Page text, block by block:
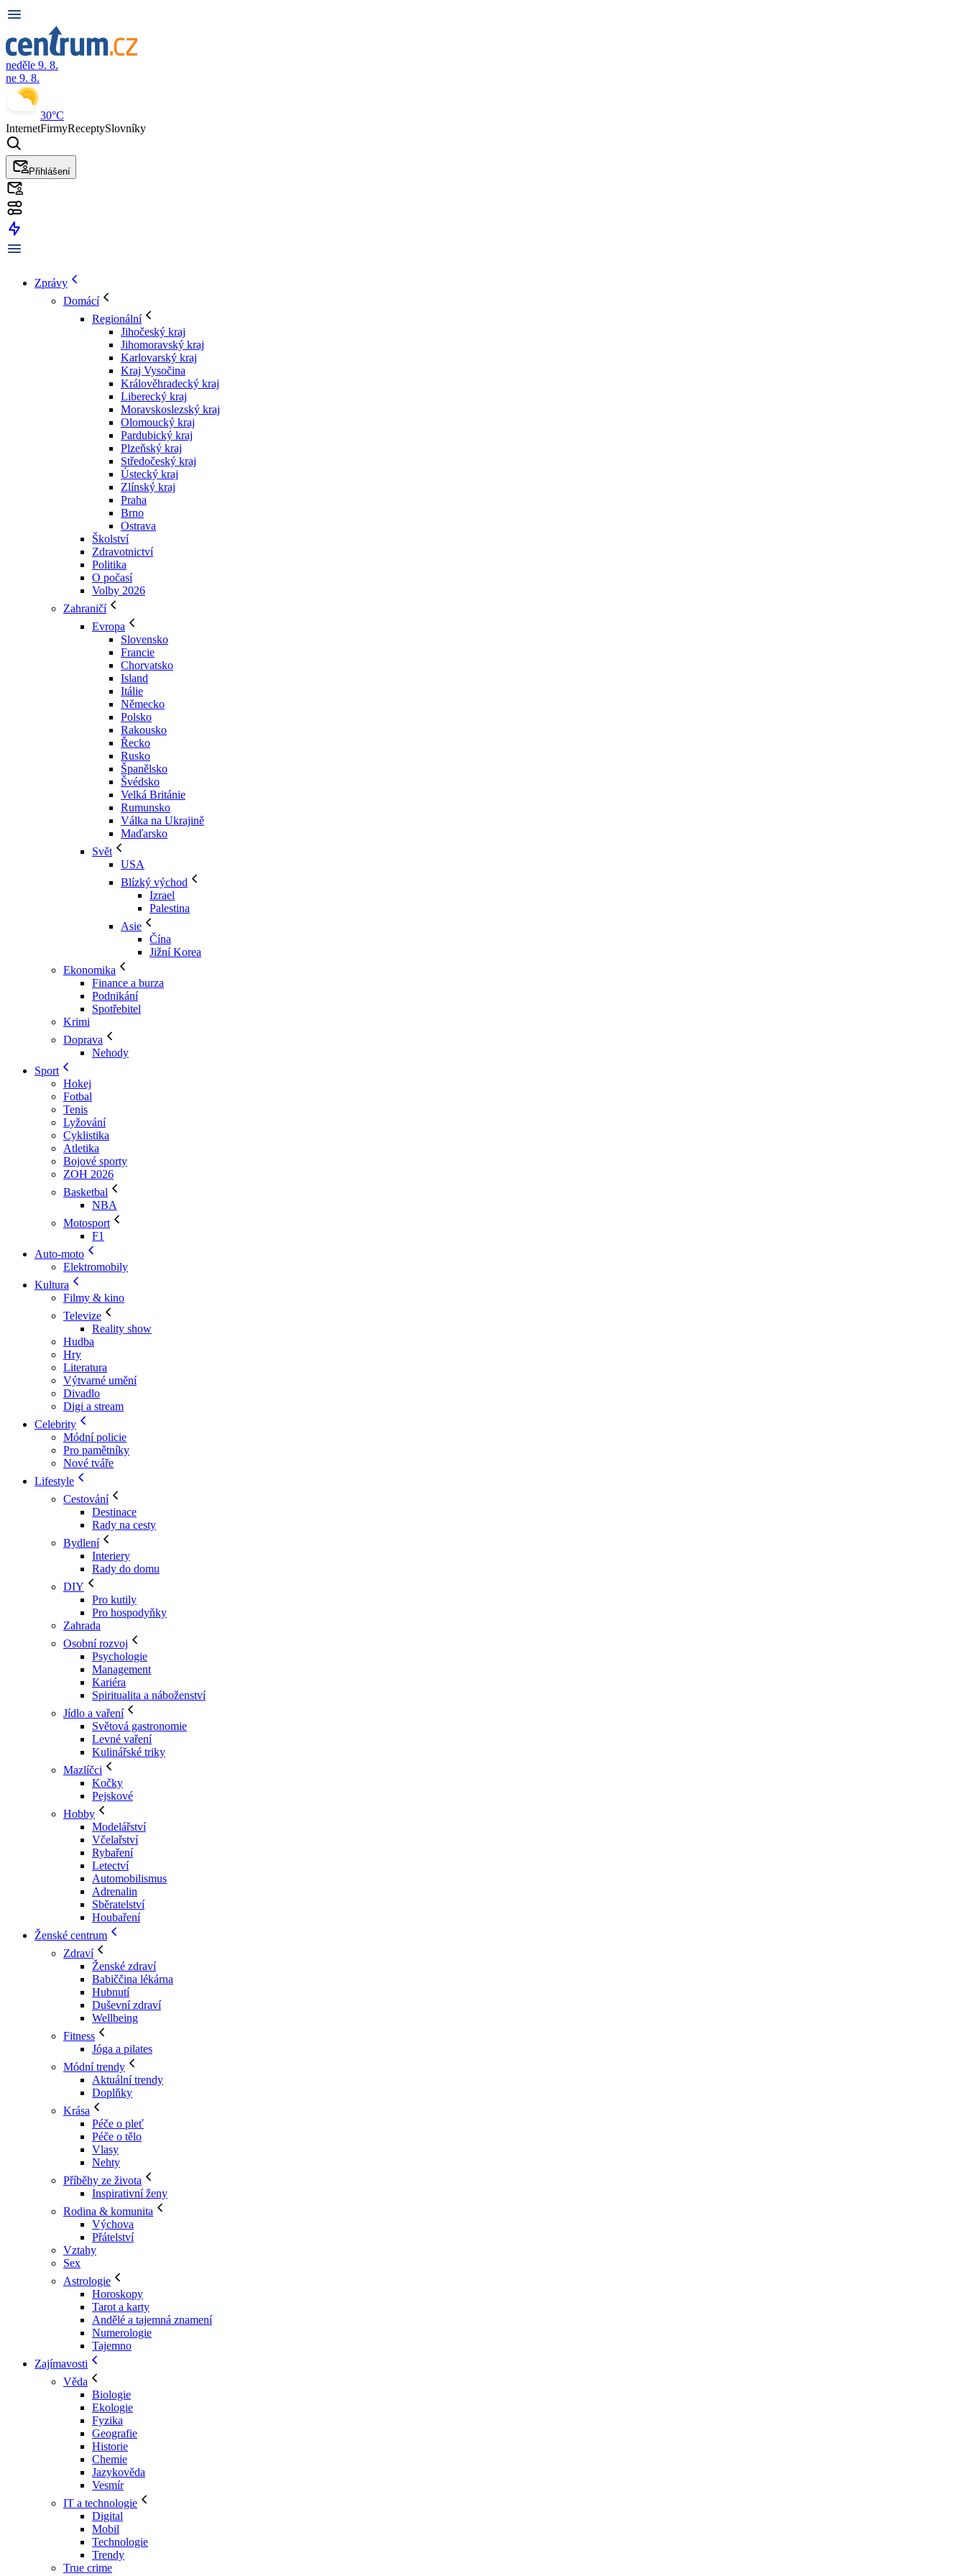
neděle 9. 8.
ne 9. 8.
30°C
InternetFirmyReceptySlovníky
Přihlášení
Zprávy
Domácí
Regionální
Jihočeský kraj
Jihomoravský kraj
Karlovarský kraj
Kraj Vysočina
Králověhradecký kraj
Liberecký kraj
Moravskoslezský kraj
Olomoucký kraj
Pardubický kraj
Plzeňský kraj
Středočeský kraj
Ústecký kraj
Zlínský kraj
Praha
Brno
Ostrava
Školství
Zdravotnictví
Politika
O počasí
Volby 2026
Zahraničí
Evropa
Slovensko
Francie
Chorvatsko
Island
Itálie
Německo
Polsko
Rakousko
Řecko
Rusko
Španělsko
Švédsko
Velká Británie
Rumunsko
Válka na Ukrajině
Maďarsko
Svět
USA
Blízký východ
Izrael
Palestina
Asie
Čína
Jižní Korea
Ekonomika
Finance a burza
Podnikání
Spotřebitel
Krimi
Doprava
Nehody
Sport
Hokej
Fotbal
Tenis
Lyžování
Cyklistika
Atletika
Bojové sporty
ZOH 2026
Basketbal
NBA
Motosport
F1
Auto-moto
Elektromobily
Kultura
Filmy & kino
Televize
Reality show
Hudba
Hry
Literatura
Výtvarné umění
Divadlo
Digi a stream
Celebrity
Módní policie
Pro pamětníky
Nové tváře
Lifestyle
Cestování
Destinace
Rady na cesty
Bydlení
Interiery
Rady do domu
DIY
Pro kutily
Pro hospodyňky
Zahrada
Osobní rozvoj
Psychologie
Management
Kariéra
Spiritualita a náboženství
Jídlo a vaření
Světová gastronomie
Levné vaření
Kulinářské triky
Mazlíčci
Kočky
Pejskové
Hobby
Modelářství
Včelařství
Rybaření
Letectví
Automobilismus
Adrenalin
Sběratelství
Houbaření
Ženské centrum
Zdraví
Ženské zdraví
Babiččina lékárna
Hubnutí
Duševní zdraví
Wellbeing
Fitness
Jóga a pilates
Módní trendy
Aktuální trendy
Doplňky
Krása
Péče o pleť
Péče o tělo
Vlasy
Nehty
Příběhy ze života
Inspirativní ženy
Rodina & komunita
Výchova
Přátelství
Vztahy
Sex
Astrologie
Horoskopy
Tarot a karty
Andělé a tajemná znamení
Numerologie
Tajemno
Zajímavosti
Věda
Biologie
Ekologie
Fyzika
Geografie
Historie
Chemie
Jazykověda
Vesmír
IT a technologie
Digital
Mobil
Technologie
Trendy
True crime